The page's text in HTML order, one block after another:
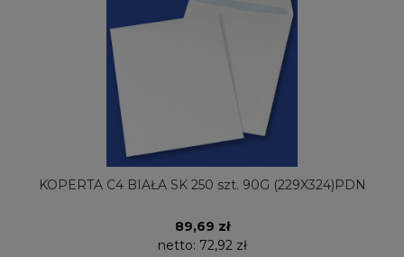
KOPERTA C4 BIAŁA SK 250 szt. 90G (229X324)PDN
89,69 zł
netto: 72,92 zł